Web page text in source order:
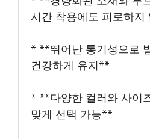
시간 착용에도 피로하지
* **뛰어난 통기성으로
건강하게 유지**
* **다양한 컬러와 사이
맞게 선택 가능**